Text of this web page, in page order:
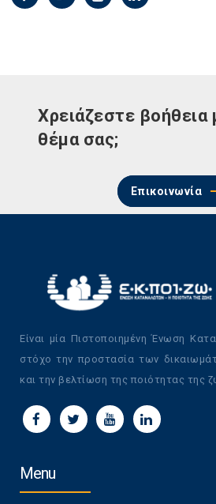
Χρειάζεστε βοήθεια
θέμα σας;
Επικοινωνία
Είναι μία Πιστοποιημένη Ένωση
στόχο την προστασία των
και την βελτίωση της ποιότητας της
Menu